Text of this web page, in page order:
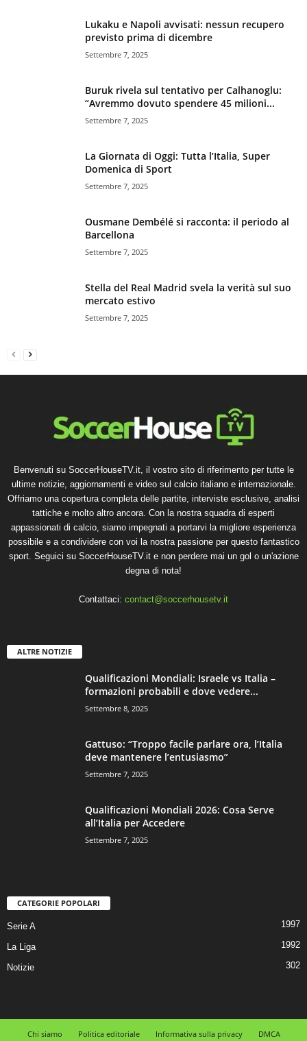
Lukaku e Napoli avvisati: nessun recupero
previsto prima di dicembre
Settembre 7, 2025
Buruk rivela sul tentativo per Calhanoglu:
“Avremmo dovuto spendere 45 milioni...
Settembre 7, 2025
La Giornata di Oggi: Tutta l’Italia, Super
Domenica di Sport
Settembre 7, 2025
Ousmane Dembélé si racconta: il periodo al
Barcellona
Settembre 7, 2025
Stella del Real Madrid svela la verità sul suo
mercato estivo
Settembre 7, 2025
Benvenuti su SoccerHouseTV.it, il vostro sito di riferimento per tutte le
ultime notizie, aggiornamenti e video sul calcio italiano e internazionale.
Offriamo una copertura completa delle partite, interviste esclusive, analisi
tattiche e molto altro ancora. Con la nostra squadra di esperti
appassionati di calcio, siamo impegnati a portarvi la migliore esperienza
possibile e a condividere con voi la nostra passione per questo fantastico
sport. Seguici su SoccerHouseTV.it e non perdere mai un gol o un'azione
degna di nota!
Contattaci: contact@soccerhousetv.it
ALTRE NOTIZIE
Qualificazioni Mondiali: Israele vs Italia –
formazioni probabili e dove vedere...
Settembre 8, 2025
Gattuso: “Troppo facile parlare ora, l’Italia
deve mantenere l’entusiasmo”
Settembre 7, 2025
Qualificazioni Mondiali 2026: Cosa Serve
all’Italia per Accedere
Settembre 7, 2025
CATEGORIE POPOLARI
Serie A 1997
La Liga 1992
Notizie 302
Chi siamo Politica editoriale Informativa sulla privacy DMCA